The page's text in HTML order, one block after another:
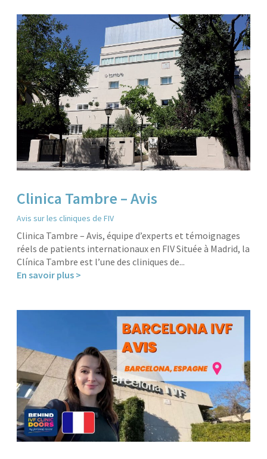
Clinica Tambre – Avis
Avis sur les cliniques de FIV
Clinica Tambre – Avis, équipe d’experts et témoignages
réels de patients internationaux en FIV Située à Madrid, la
Clínica Tambre est l’une des cliniques de...
En savoir plus >